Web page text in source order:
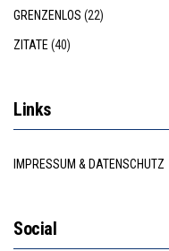
GRENZENLOS (22)
ZITATE (40)
Links
IMPRESSUM & DATENSCHUTZ
Social